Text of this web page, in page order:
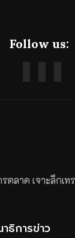
Follow us:
ตลาด เจาะลึกเ
ธิการข่าว